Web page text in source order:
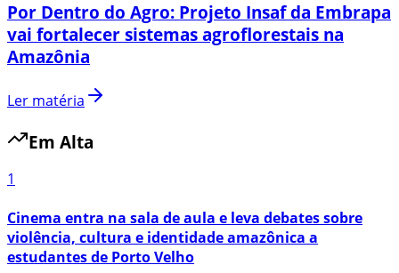
Por Dentro do Agro: Projeto Insaf da Embrapa
vai fortalecer sistemas agroflorestais na
Amazônia
Ler matéria
Em Alta
1
Cinema entra na sala de aula e leva debates sobre
violência, cultura e identidade amazônica a
estudantes de Porto Velho